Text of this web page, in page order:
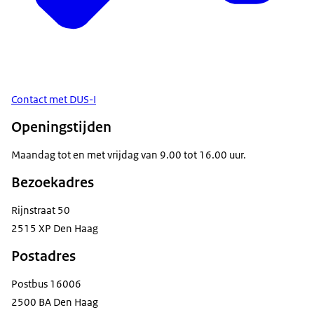
Contact met DUS-I
Openingstijden
Maandag tot en met vrijdag van 9.00 tot 16.00 uur.
Bezoekadres
Rijnstraat 50
2515 XP Den Haag
Postadres
Postbus 16006
2500 BA Den Haag